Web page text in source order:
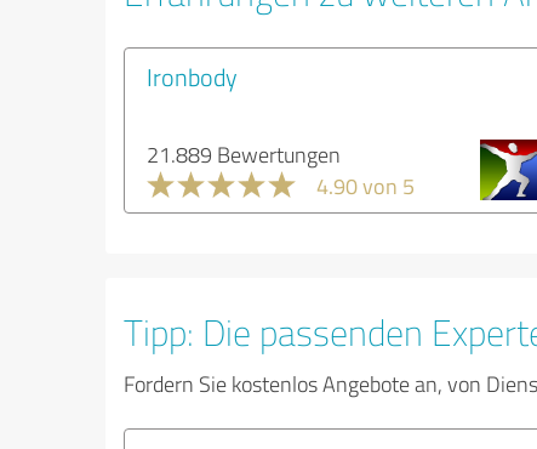
Ironbody
21.889 Bewertungen
4.90 von 5
Tipp: Die passenden
Fordern Sie kostenlos Angebote an, von